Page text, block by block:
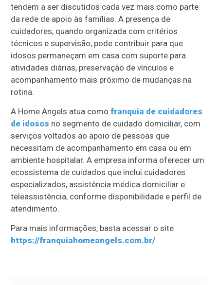
tendem a ser discutidos cada vez mais como parte
da rede de apoio às famílias. A presença de
cuidadores, quando organizada com critérios
técnicos e supervisão, pode contribuir para que
idosos permaneçam em casa com suporte para
atividades diárias, preservação de vínculos e
acompanhamento mais próximo de mudanças na
rotina.
A Home Angels atua comofranquia de cuidadores
de idosos no segmento de cuidado domiciliar, com
serviços voltados ao apoio de pessoas que
necessitam de acompanhamento em casa ou em
ambiente hospitalar. A empresa informa oferecer um
ecossistema de cuidados que inclui cuidadores
especializados, assistência médica domiciliar e
teleassistência, conforme disponibilidade e perfil de
atendimento.
Para mais informações, basta acessar o site
https://franquiahomeangels.com.br/